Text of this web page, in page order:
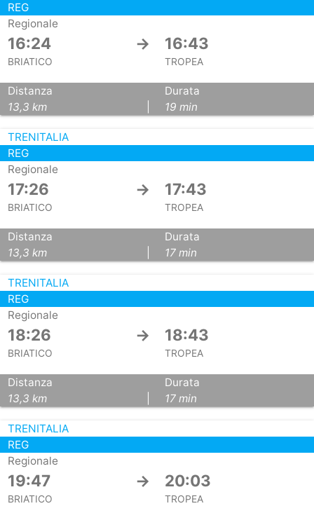
REG
Regionale
16:24 → 16:43
BRIATICO TROPEA
Distanza
13,3 km
Durata
19 min
TRENITALIA
REG
Regionale
17:26 → 17:43
BRIATICO TROPEA
Distanza
13,3 km
Durata
17 min
TRENITALIA
REG
Regionale
18:26 → 18:43
BRIATICO TROPEA
Distanza
13,3 km
Durata
17 min
TRENITALIA
REG
Regionale
19:47 → 20:03
BRIATICO TROPEA